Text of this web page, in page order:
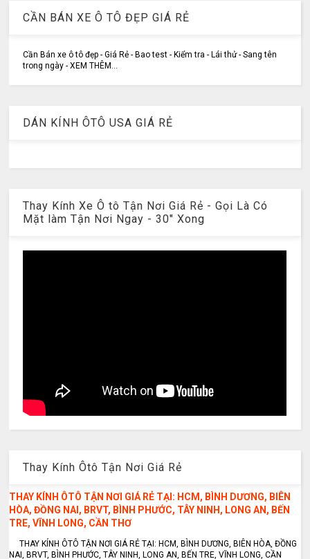
CẦN BÁN XE Ô TÔ ĐẸP GIÁ RẺ
Cần Bán xe ô tô đẹp - Giá Rẻ - Bao test - Kiểm tra - Lái thử - Sang tên
trong ngày - XEM THÊM...
DÁN KÍNH ÔTÔ USA GIÁ RẺ
Thay Kính Xe Ô tô Tận Nơi Giá Rẻ - Gọi Là Có
Mặt làm Tận Nơi Ngay - 30" Xong
Thay Kính Ôtô Tận Nơi Giá Rẻ
THAY KÍNH ÔTÔ TẬN NƠI GIÁ RẺ TẠI: HCM, BÌNH DƯƠNG, BIÊN
HÒA, ĐỒNG NAI, BRVT, BÌNH PHƯỚC, TÂY NINH, LONG AN, BẾN
TRE, VĨNH LONG, CẦN THƠ
THAY KÍNH ÔTÔ TẬN NƠI GIÁ RẺ TẠI: HCM, BÌNH DƯƠNG, BIÊN HÒA, ĐỒNG
NAI, BRVT, BÌNH PHƯỚC, TÂY NINH, LONG AN, BẾN TRE, VĨNH LONG, CẦN